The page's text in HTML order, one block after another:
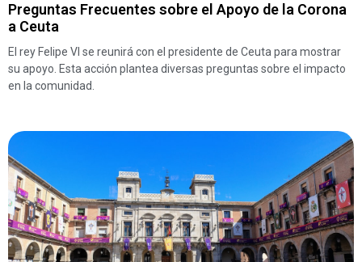
Preguntas Frecuentes sobre el Apoyo de la Corona
a Ceuta
El rey Felipe VI se reunirá con el presidente de Ceuta para mostrar
su apoyo. Esta acción plantea diversas preguntas sobre el impacto
en la comunidad.